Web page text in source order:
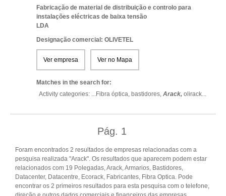
Fabricação de material de distribuição e controlo para
instalações eléctricas de baixa tensão
LDA
Designação comercial: OLIVETEL
Ver empresa Ver no Mapa
Matches in the search for:
Activity categories: ...Fibra óptica, bastidores, Arack, olirack...
Pág. 1
Foram encontrados 2 resultados de empresas relacionadas com a
pesquisa realizada "Arack". Os resultados que aparecem podem estar
relacionados com 19 Polegadas, Arack, Armarios, Bastidores,
Datacenter, Datacentre, Ecorack, Fabricantes, Fibra Optica. Pode
encontrar os 2 primeiros resultados para esta pesquisa com o telefone,